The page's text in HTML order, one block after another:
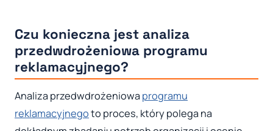
Czu konieczna jest analiza
przedwdrożeniowa programu
reklamacyjnego?
Analiza przedwdrożeniowa programu
reklamacyjnegoto proces, który polega na